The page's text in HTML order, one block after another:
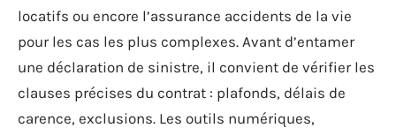
locatifs ou encore l’assurance accidents de la vie
pour les cas les plus complexes. Avant d’entamer
une déclaration de sinistre, il convient de vérifier les
clauses précises du contrat : plafonds, délais de
carence, exclusions. Les outils numériques,